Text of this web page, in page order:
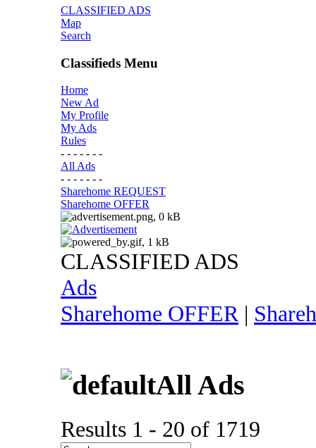
CLASSIFIED ADS
Map
Search
Classifieds Menu
Home
New Ad
My Profile
My Ads
Rules
- - - - - - -
All Ads
- - - - - - -
Sharehome REQUEST
Sharehome OFFER
CLASSIFIED ADS
Ads
Sharehome OFFER|
All Ads
Results 1 - 20 of 1719